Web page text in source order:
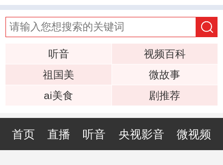
听音
视频百科
祖国美
微故事
ai美食
剧推荐
首页 直播 听音 央视影音 微视频